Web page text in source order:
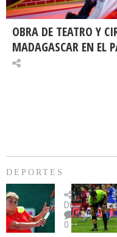
OBRA DE TEATRO Y
MADAGASCAR EN EL
DEPORTES
Billie
Jean
King
Cup:
DEPORTES
0